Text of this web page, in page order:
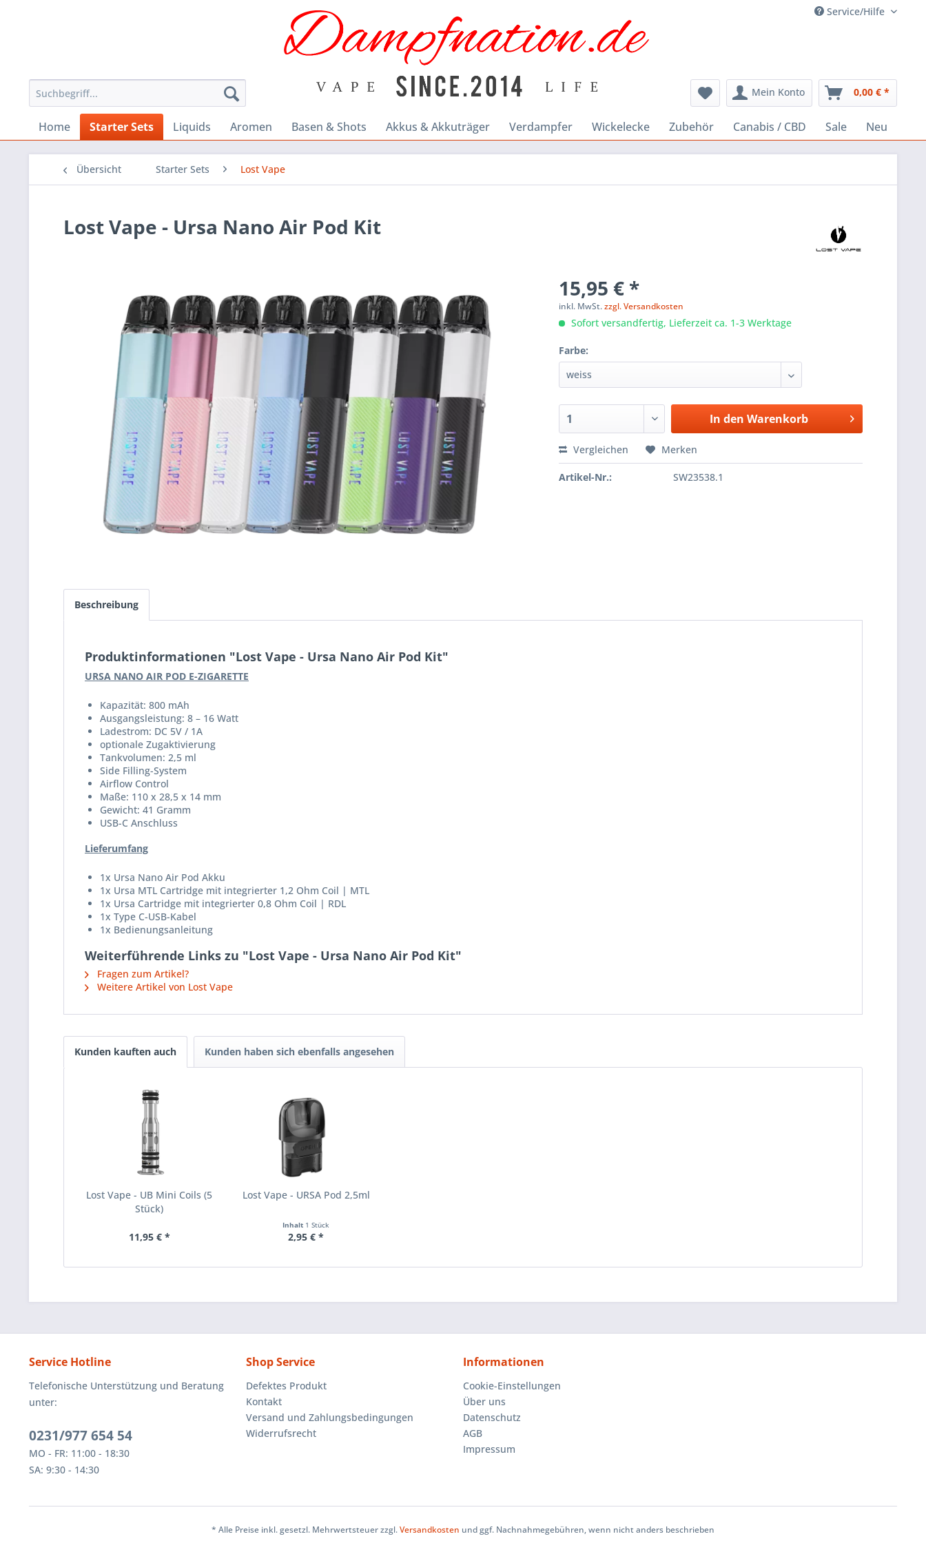
Service/Hilfe
Mein Konto 0,00 € *
Home Starter Sets Liquids Aromen Basen & Shots Akkus & Akkuträger Verdampfer Wickelecke Zubehör Canabis / CBD Sale Neu
Übersicht Starter Sets Lost Vape
Lost Vape - Ursa Nano Air Pod Kit
15,95 € *
inkl. MwSt.zzgl. Versandkosten
Sofort versandfertig, Lieferzeit ca. 1-3 Werktage
Farbe:
In den Warenkorb
Vergleichen Merken
Artikel-Nr.: SW23538.1
Beschreibung
Produktinformationen "Lost Vape - Ursa Nano Air Pod Kit"
URSA NANO AIR POD E-ZIGARETTE
Kapazität: 800 mAh
Ausgangsleistung: 8 – 16 Watt
Ladestrom: DC 5V / 1A
optionale Zugaktivierung
Tankvolumen: 2,5 ml
Side Filling-System
Airflow Control
Maße: 110 x 28,5 x 14 mm
Gewicht: 41 Gramm
USB-C Anschluss
Lieferumfang
1x Ursa Nano Air Pod Akku
1x Ursa MTL Cartridge mit integrierter 1,2 Ohm Coil | MTL
1x Ursa Cartridge mit integrierter 0,8 Ohm Coil | RDL
1x Type C-USB-Kabel
1x Bedienungsanleitung
Weiterführende Links zu "Lost Vape - Ursa Nano Air Pod Kit"
Fragen zum Artikel?
Weitere Artikel von Lost Vape
Kunden kauften auch Kunden haben sich ebenfalls angesehen
Lost Vape - UB Mini Coils (5
Stück)
11,95 € *
Lost Vape - URSA Pod 2,5ml
Inhalt 1 Stück
2,95 € *
Service Hotline
Telefonische Unterstützung und Beratung
unter:
0231/977 654 54
MO - FR: 11:00 - 18:30
SA: 9:30 - 14:30
Shop Service
Defektes Produkt
Kontakt
Versand und Zahlungsbedingungen
Widerrufsrecht
Informationen
Cookie-Einstellungen
Über uns
Datenschutz
AGB
Impressum
* Alle Preise inkl. gesetzl. Mehrwertsteuer zzgl.Versandkosten und ggf. Nachnahmegebühren, wenn nicht anders beschrieben